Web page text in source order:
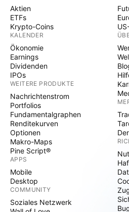
Aktien
ETFs
Krypto-Coins
KALENDER
Ökonomie
Earnings
Dividenden
IPOs
WEITERE PRODUKTE
Nachrichtenstrom
Portfolios
Fundamentalgraphen
Renditekurven
Optionen
Makro-Maps
Pine Script®
APPS
Mobile
Desktop
COMMUNITY
Soziales Netzwerk